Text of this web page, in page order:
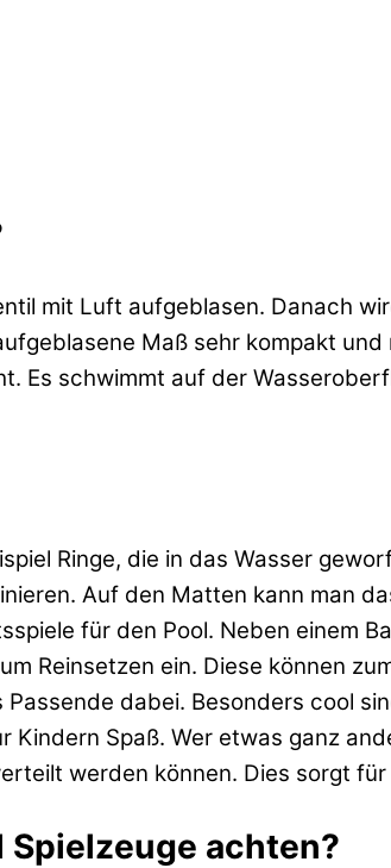
mit Luft aufgeblasen. Danach
Maß sehr kompakt
Es schwimmt auf der
Ringe, die in das Wasser
Auf den Matten kann man
für den Pool. Neben einem
Reinsetzen ein. Diese können
dabei. Besonders cool
Kindern Spaß. Wer etwas ganz
werden können. Dies sorgt
Spielzeuge achten?